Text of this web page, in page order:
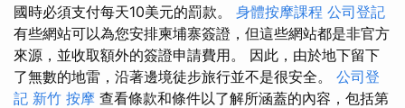
國時必須支付每天10美元的罰款。 身體按摩課程 公司登記
有些網站可以為您安排柬埔寨簽證，但這些網站都是非官方
來源，並收取額外的簽證申請費用。 因此，由於地下留下
了無數的地雷，沿著邊境徒步旅行並不是很安全。 公司登
記 新竹 按摩 查看條款和條件以了解所涵蓋的內容，包括第